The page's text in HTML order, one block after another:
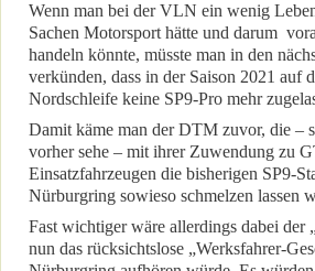
Wenn man bei der VLN ein wenig
Sachen Motorsport hätte und darum
handeln könnte, müsste man in den
verkünden, dass in der Saison 2021 auf
Nordschleife keine SP9-Pro mehr
Damit käme man der DTM zuvor, die –
vorher sehe – mit ihrer Zuwendung zu
Einsatzfahrzeugen die bisherigen SP9-
Nürburgring sowieso schmelzen lassen
Fast wichtiger wäre allerdings dabei der
nun das rücksichtslose „Werksfahrer-